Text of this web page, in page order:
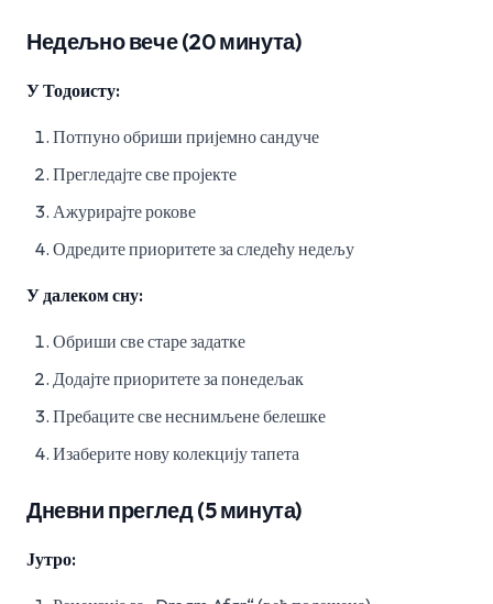
Недељно вече (20 минута)
У Тодоисту:
Потпуно обриши пријемно сандуче
Прегледајте све пројекте
Ажурирајте рокове
Одредите приоритете за следећу недељу
У далеком сну:
Обриши све старе задатке
Додајте приоритете за понедељак
Пребаците све неснимљене белешке
Изаберите нову колекцију тапета
Дневни преглед (5 минута)
Јутро: